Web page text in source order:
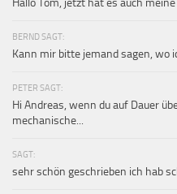
BERND SAGT:
Kann mir bitte jemand sagen, wo
PETER SAGT:
Hi Andreas, wenn du auf Dauer
mechanische...
SAGT:
sehr schön geschrieben ich hab